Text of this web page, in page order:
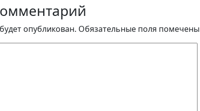
опубликован. Обязательные поля помечены